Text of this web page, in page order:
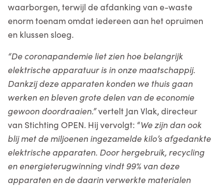
waarborgen, terwijl de afdanking van e-waste
enorm toenam omdat iedereen aan het opruimen
en klussen sloeg.
“De coronapandemie liet zien hoe belangrijk
elektrische apparatuur is in onze maatschappij.
Dankzij deze apparaten konden we thuis gaan
werken en bleven grote delen van de economie
gewoon doordraaien.”vertelt Jan Vlak, directeur
van Stichting OPEN. Hij vervolgt: “We zijn dan ook
blij met de miljoenen ingezamelde kilo’s afgedankte
elektrische apparaten. Door hergebruik, recycling
en energieterugwinning vindt 99% van deze
apparaten en de daarin verwerkte materialen